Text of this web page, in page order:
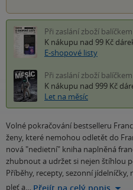
Při zaslání zboží balíčkem
K nákupu nad 99 Kč
E-shopové listy
Při zaslání zboží balíčkem
K nákupu nad 999 Kč
Let na měsíc
Volné pokračování bestselleru
ženy, které nemohou odletět do
nová "nedietní" kniha naplněná
zhubnout a udržet si nejen štíhlou
Příběhy, recepty, sezonní
pleť a… Přejít na celý popis